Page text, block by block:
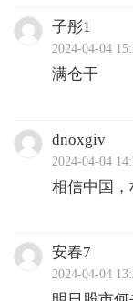
子彤1
2024-04-04
满仓干
dnoxgiv
2024-04-04
相信中国，
安春7
2024-04-04